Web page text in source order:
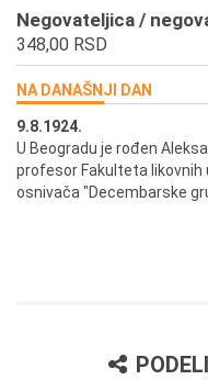
Negovateljica /
348,00 RSD
NA DANAŠNJI DAN
9.8.1924.
U Beogradu je rođen
profesor Fakulteta likovnih
osnivača "Decembarske